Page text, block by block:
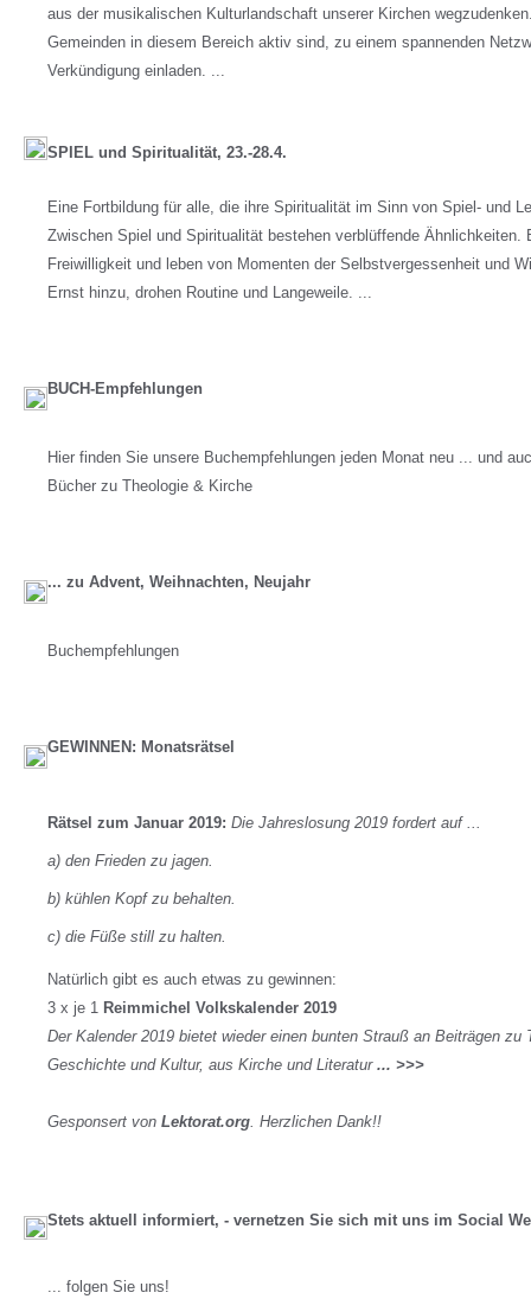
aus der musikalischen Kulturlandschaft unserer Kirchen
Gemeinden in diesem Bereich aktiv sind, zu einem spannenden
Verkündigung einladen. ...
SPIEL und Spiritualität, 23.-28.4.
Eine Fortbildung für alle, die ihre Spiritualität im Sinn von Spiel- und
Zwischen Spiel und Spiritualität bestehen verblüffende Ähnlichkeiten.
Freiwilligkeit und leben von Momenten der Selbstvergessenheit und
Ernst hinzu, drohen Routine und Langeweile. ...
BUCH-Empfehlungen
Hier finden Sie unsere Buchempfehlungen jeden Monat neu ... und
Bücher zu Theologie & Kirche
... zu Advent, Weihnachten, Neujahr
Buchempfehlungen
GEWINNEN: Monatsrätsel
Rätsel zum Januar 2019: Die Jahreslosung 2019 fordert auf ...
a) den Frieden zu jagen.
b) kühlen Kopf zu behalten.
c) die Füße still zu halten.
Natürlich gibt es auch etwas zu gewinnen:
3 x je 1 Reimmichel Volkskalender 2019
Der Kalender 2019 bietet wieder einen bunten Strauß an Beiträgen zu
Geschichte und Kultur, aus Kirche und Literatur ... >>>
Gesponsert von Lektorat.org. Herzlichen Dank!!
Stets aktuell informiert, - vernetzen Sie sich mit uns im Social
... folgen Sie uns!